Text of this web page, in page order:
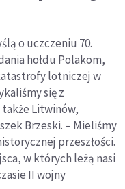
o uczczeniu 70.
hołdu Polakom,
lotniczej w
się z
Litwinów,
Brzeski. – Mieliśmy
przeszłości.
w których leżą nasi
II wojny